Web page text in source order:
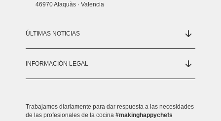
46970 Alaquàs · Valencia
ÚLTIMAS NOTICIAS
INFORMACIÓN LEGAL
Trabajamos diariamente para dar respuesta a las necesidades
de las profesionales de la cocina#makinghappychefs